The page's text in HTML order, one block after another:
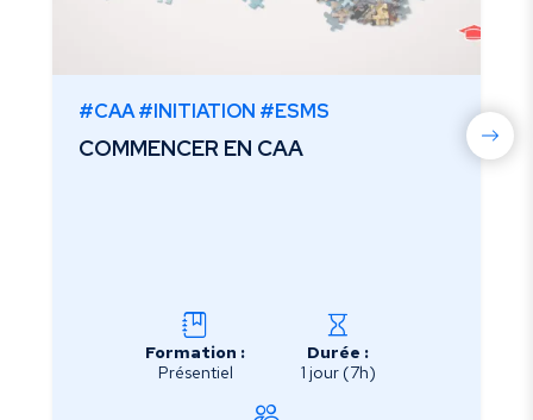
#CAA #INITIATION #ESMS
COMMENCER EN CAA
Formation :
Présentiel
Durée :
1 jour (7h)